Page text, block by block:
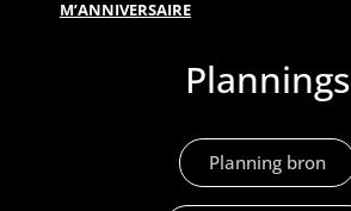
M’ANNIVERSAIRE
Plannings
Planning bron